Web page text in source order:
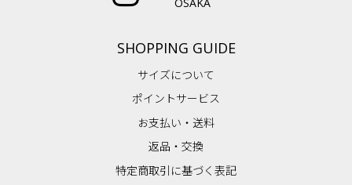
SHOPPING GUIDE
サイズについて
ポイントサービス
お支払い・送料
返品・交換
特定商取引に基づく表記